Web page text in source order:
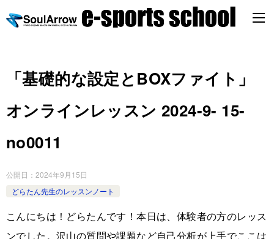
「基礎的な設定とBOXファイト」
オンラインレッスン 2024-9- 15-
no0011
公開日： 2024年9月15日
どらたん先生のレッスンノート
こんにちは！どらたんです！本日は、体験者の方のレッス
ンでした。沢山の質問や課題など自己分析が上手でここは